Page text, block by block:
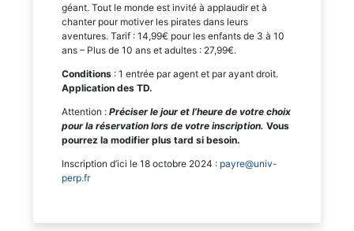
géant. Tout le monde est invité à applaudir et à
chanter pour motiver les pirates dans leurs
aventures. Tarif : 14,99€ pour les enfants de 3 à 10
ans – Plus de 10 ans et adultes : 27,99€.
Conditions : 1 entrée par agent et par ayant droit.
Application des TD.
Attention : Préciser le jour et l’heure de votre choix
pour la réservation lors de votre inscription. Vous
pourrez la modifier plus tard si besoin.
Inscription d’ici le 18 octobre 2024 : payre@univ-
perp.fr